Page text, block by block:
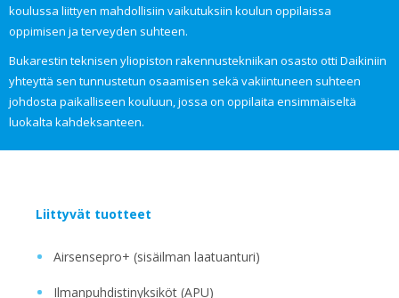
koulussa liittyen mahdollisiin vaikutuksiin koulun oppilaissa
oppimisen ja terveyden suhteen.
Bukarestin teknisen yliopiston rakennustekniikan osasto otti Daikiniin
yhteyttä sen tunnustetun osaamisen sekä vakiintuneen suhteen
johdosta paikalliseen kouluun, jossa on oppilaita ensimmäiseltä
luokalta kahdeksanteen.
Liittyvät tuotteet
Airsensepro+ (sisäilman laatuanturi)
Ilmanpuhdistinyksiköt (APU)